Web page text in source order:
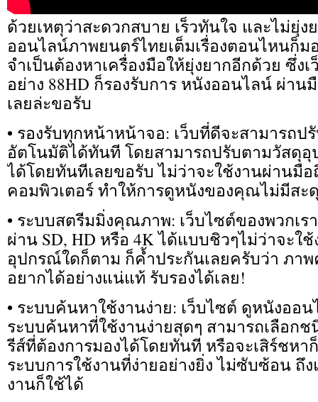
ด้วยเหตุว่าสะดวกสบาย เร็วทันใจ และไม่ยุ่ง
ออนไลน์ภาพยนตร์ไทยเต็มเรื่องตอนไหนก็ม
จำเป็นต้องหาเครื่องมือให้ยุ่งยากอีกด้วย ซึ่งเ
อย่าง 88HD ก็รองรับการ หนังออนไลน์ ผ่า
เลยล่ะขอรับ
• รองรับทุกหน้าหน้าจอ: เว็บที่ดีจะสามารถ
อัตโนมัติได้ทันที โดยสามารถปรับตามวัสดุ
ได้โดยทันทีเลยขอรับ ไม่ว่าจะใช้งานผ่านมื
คอมพิวเตอร์ ทำให้การดูหนังของคุณไม่มีส
• ระบบสตรีมมิ่งคุณภาพ: เว็บไซต์ของพวกเร
ผ่าน SD, HD หรือ 4K ได้แบบชิวๆไม่ว่าจะใ
อุปกรณ์ใดก็ตาม ก็ค้ำประกันเลยครับว่า ภ
อยากได้อย่างแน่แท้ รับรองได้เลย!
• ระบบค้นหาใช้งานง่าย: เว็บไซต์ ดูหนังออน
ระบบค้นหาที่ใช้งานง่ายสุดๆ สามารถเลือก
รีส์ที่ต้องการมองได้โดยทันที หรือจะเสิร์ชหา
ระบบการใช้งานที่ง่ายอย่างยิ่ง ไม่ซับซ้อน ถึ
งานก็ใช้ได้